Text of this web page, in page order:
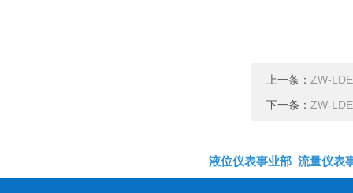
上一条： ZW-
下一条： ZW-
液位仪表事业部 流量仪表